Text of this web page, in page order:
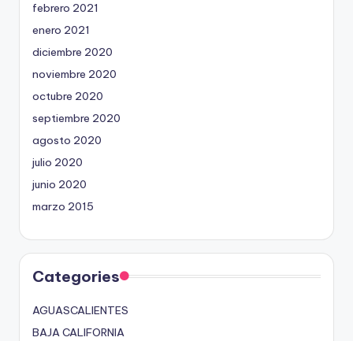
febrero 2021
enero 2021
diciembre 2020
noviembre 2020
octubre 2020
septiembre 2020
agosto 2020
julio 2020
junio 2020
marzo 2015
Categories
AGUASCALIENTES
BAJA CALIFORNIA